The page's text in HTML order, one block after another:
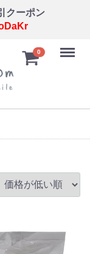
クーポン
0
Menu